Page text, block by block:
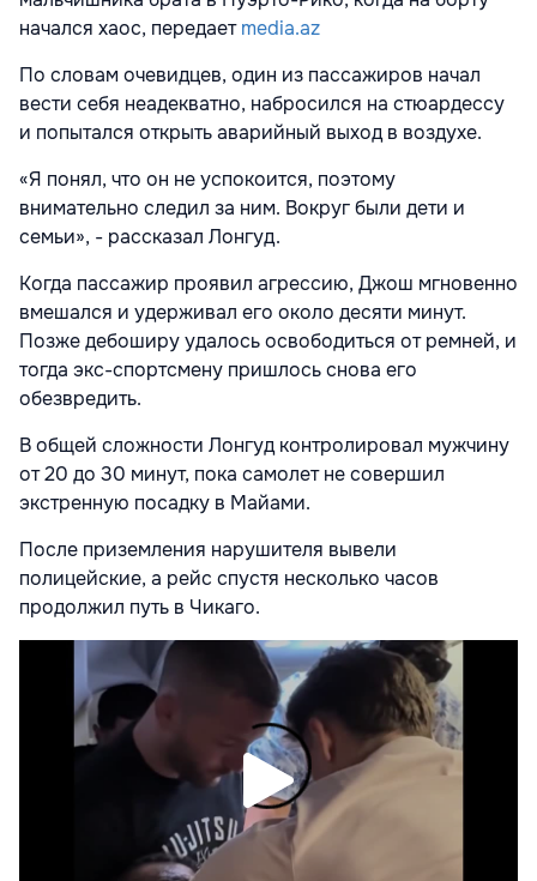
начался хаос, передаетmedia.az
По словам очевидцев, один из пассажиров начал
вести себя неадекватно, набросился на стюардессу
и попытался открыть аварийный выход в воздухе.
«Я понял, что он не успокоится, поэтому
внимательно следил за ним. Вокруг были дети и
семьи», - рассказал Лонгуд.
Когда пассажир проявил агрессию, Джош мгновенно
вмешался и удерживал его около десяти минут.
Позже дебоширу удалось освободиться от ремней, и
тогда экс-спортсмену пришлось снова его
обезвредить.
В общей сложности Лонгуд контролировал мужчину
от 20 до 30 минут, пока самолет не совершил
экстренную посадку в Майами.
После приземления нарушителя вывели
полицейские, а рейс спустя несколько часов
продолжил путь в Чикаго.